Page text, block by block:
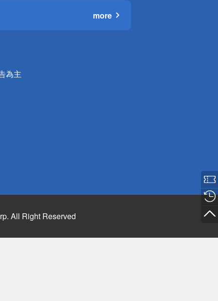
more
為主
All Right Reserved